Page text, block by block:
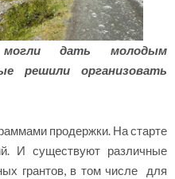
дать молодым
решили организовать
продержки. На старте
И существуют различные
грантов, в том числе для